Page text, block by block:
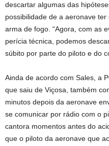
descartar algumas das
possibilidade de a aeronave
arma de fogo. “Agora, com as
perícia técnica, podemos
súbito por parte do piloto e do
Ainda de acordo com Sales, a
que saiu de Viçosa, também
minutos depois da aeronave
se comunicar por rádio com o
cantora momentos antes do
que o piloto da aeronave que